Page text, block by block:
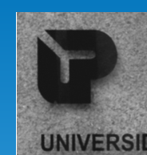
Universidade
Popular do
Porto
Associação
Cultural